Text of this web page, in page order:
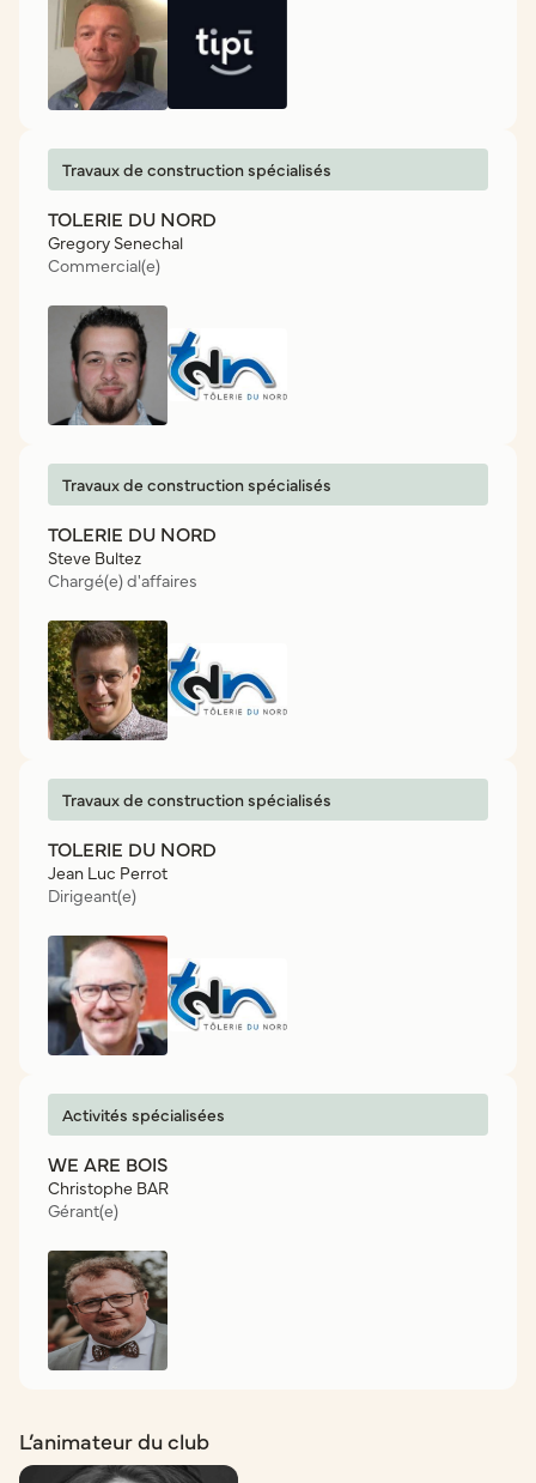
Travaux de construction spécialisés
TOLERIE DU NORD
Gregory Senechal
Commercial(e)
Travaux de construction spécialisés
TOLERIE DU NORD
Steve Bultez
Chargé(e) d'affaires
Travaux de construction spécialisés
TOLERIE DU NORD
Jean Luc Perrot
Dirigeant(e)
Activités spécialisées
WE ARE BOIS
Christophe BAR
Gérant(e)
L’animateur du club